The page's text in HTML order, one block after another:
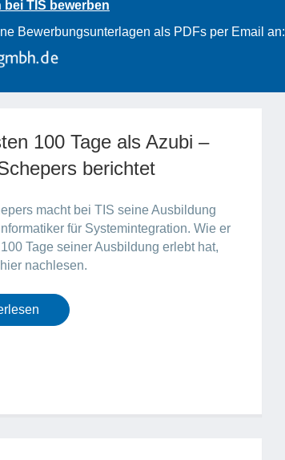
TIS bewerben
Bewerbungsunterlagen als PDFs per Email an:
100 Tage als Azubi –
berichtet
macht bei TIS seine Ausbildung
für Systemintegration. Wie er
Tage seiner Ausbildung erlebt hat,
nachlesen.